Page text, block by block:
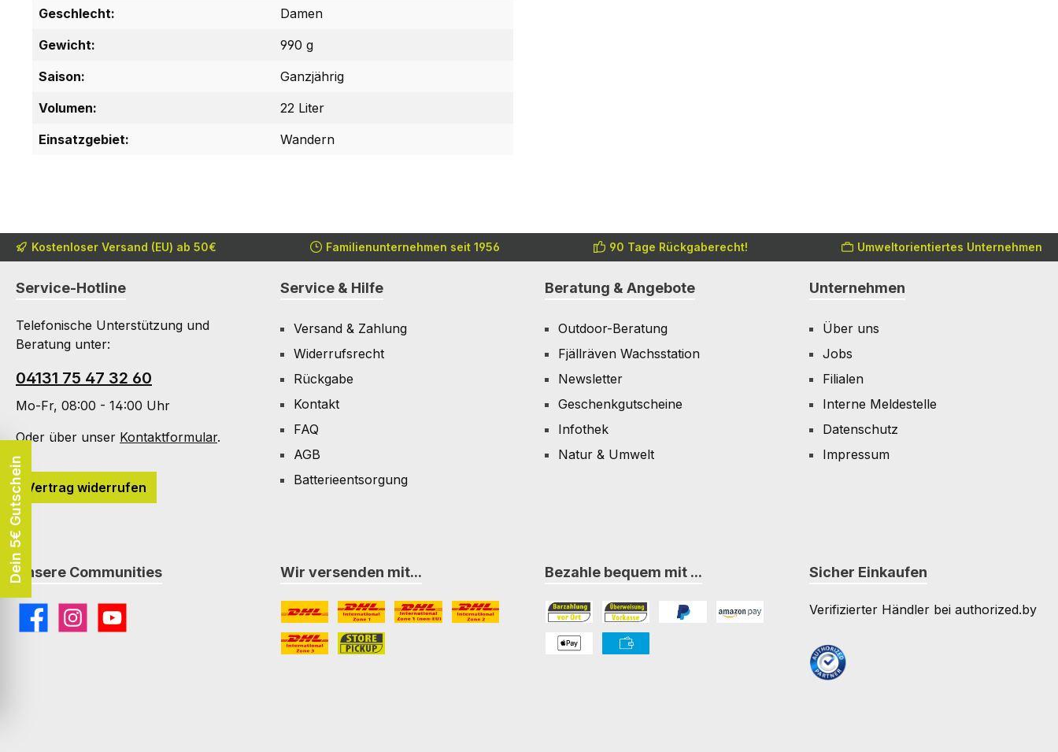
Geschlecht:
Damen
Gewicht:
990 g
Saison:
Ganzjährig
Volumen:
22 Liter
Einsatzgebiet:
Wandern
Kostenloser Versand (EU) ab 50€ Familienunternehmen seit 1956 90 Tage Rückgaberecht! Umweltorientiertes Unternehmen
Service-Hotline
Telefonische Unterstützung und
Beratung unter:
04131 75 47 32 60
Mo-Fr, 08:00 - 14:00 Uhr
Oder über unser Kontaktformular.
Vertrag widerrufen
Service & Hilfe
Versand & Zahlung
Widerrufsrecht
Rückgabe
Kontakt
FAQ
AGB
Batterieentsorgung
Beratung & Angebote
Outdoor-Beratung
Fjällräven Wachsstation
Newsletter
Geschenkgutscheine
Infothek
Natur & Umwelt
Unternehmen
Über uns
Jobs
Filialen
Interne Meldestelle
Datenschutz
Impressum
Unsere Communities
FacebookInstagramYouTube
Wir versenden mit...
DHL DHL Paket International Zone 1
DHL Paket International Zone 1 (non-EU)
DHL Paket International Zone 2
Bezahle bequem mit ...
Bezahlung in der Filiale
Vorkasse
Sicher Einkaufen
Verifizierter Händler bei authorized.by
Dein 5€ Gutschein